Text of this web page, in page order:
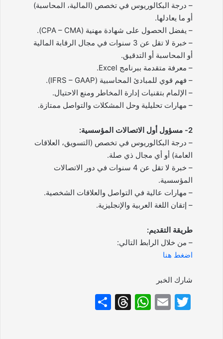
– درجة البكالوريوس في تخصص (المالية، المحاسبة)
أو ما يعادلها.
– يفضل الحصول على شهادة مهنية (CPA – CMA).
– خبرة لا تقل عن 3 سنوات في مجال الرقابة المالية
أو المحاسبة أو التدقيق.
– معرفة متقدمة ببرنامج Excel.
– فهم قوي للمبادئ المحاسبية (IFRS – GAAP).
– الإلمام بتقنيات إدارة المخاطر ومنع الاحتيال.
– مهارات تحليلية وحل المشكلات والتواصل ممتازة.
2- مسؤول أول الاتصالات المؤسسية:
– درجة البكالوريوس في تخصص (التسويق، العلاقات
العامة) أو أي مجال ذي صلة.
– خبرة لا تقل عن 4 سنوات في دور الاتصالات
المؤسسية.
– مهارات عالية في التواصل والعلاقات الشخصية.
– إتقان اللغة العربية والإنجليزية.
طريقة التقديم:
– من خلال الرابط التالي:
اضغط هنا
شارك الخبر
T
E
W
T